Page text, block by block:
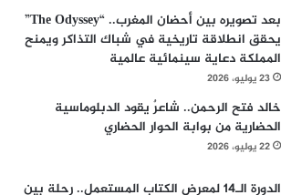
بعد تصويره بين أحضان المغرب.. “The Odyssey”
يحقق انطلاقة تاريخية في شباك التذاكر ويمنح
المملكة دعاية سينمائية عالمية
23 يوليو، 2026
خالد فتح الرحمن.. شاعرٌ يقود الدبلوماسية
الحضارية من بوابة الحوار الحضاري
22 يوليو، 2026
الدورة الـ14 لمعرض الكتاب المستعمل.. رحلة بين